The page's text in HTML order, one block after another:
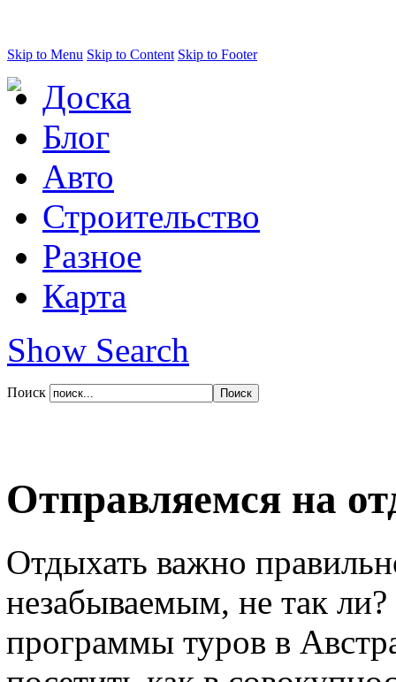
Skip to Menu Skip to Content Skip to Footer
Доска
Блог
Авто
Строительство
Разное
Карта
Show Search
Поиск
Отправляемся на
Отдыхать важно
незабываемым, не так
программы туров в